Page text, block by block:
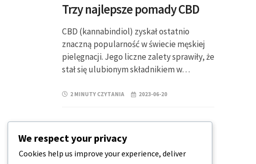
Trzy najlepsze pomady CBD
CBD (kannabindiol) zyskał ostatnio
znaczną popularność w świecie męskiej
pielęgnacji. Jego liczne zalety sprawiły, że
stał się ulubionym składnikiem w…
2 MINUTY CZYTANIA 2023-06-20
We respect your privacy
Cookies help us improve your experience, deliver